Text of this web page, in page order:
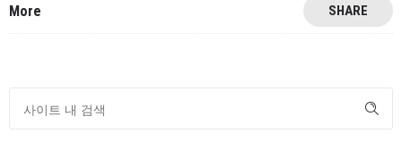
More SHARE